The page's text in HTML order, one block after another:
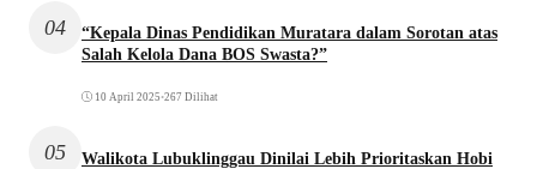
04
“Kepala Dinas Pendidikan Muratara dalam Sorotan atas
Salah Kelola Dana BOS Swasta?”
10 April 2025 •267 Dilihat
05
Walikota Lubuklinggau Dinilai Lebih Prioritaskan Hobi